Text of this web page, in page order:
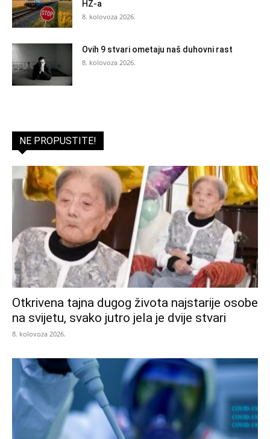
HŽ-a
8. kolovoza 2026.
Ovih 9 stvari ometaju naš duhovni rast
8. kolovoza 2026.
NE PROPUSTITE!
Otkrivena tajna dugog života najstarije osobe
na svijetu, svako jutro jela je dvije stvari
8. kolovoza 2026.